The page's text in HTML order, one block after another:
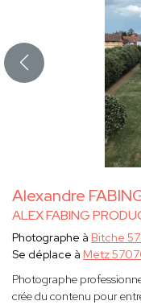
Alexandre
ALEX FABING
Photographe à Bitche
Se déplace à Metz
Photographe
crée du contenu pour